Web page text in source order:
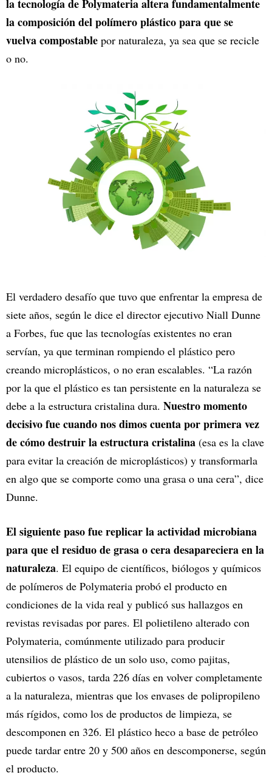
la tecnología de Polymateria altera fundamentalmente
la composición del polímero plástico para que se
vuelva compostable por naturaleza, ya sea que se recicle
o no.
El verdadero desafío que tuvo que enfrentar la empresa de
siete años, según le dice el director ejecutivo Niall Dunne
a Forbes, fue que las tecnologías existentes no eran
servían, ya que terminan rompiendo el plástico pero
creando microplásticos, o no eran escalables. “La razón
por la que el plástico es tan persistente en la naturaleza se
debe a la estructura cristalina dura. Nuestro momento
decisivo fue cuando nos dimos cuenta por primera vez
de cómo destruir la estructura cristalina (esa es la clave
para evitar la creación de microplásticos) y transformarla
en algo que se comporte como una grasa o una cera”, dice
Dunne.
El siguiente paso fue replicar la actividad microbiana
para que el residuo de grasa o cera desapareciera en la
naturaleza. El equipo de científicos, biólogos y químicos
de polímeros de Polymateria probó el producto en
condiciones de la vida real y publicó sus hallazgos en
revistas revisadas por pares. El polietileno alterado con
Polymateria, comúnmente utilizado para producir
utensilios de plástico de un solo uso, como pajitas,
cubiertos o vasos, tarda 226 días en volver completamente
a la naturaleza, mientras que los envases de polipropileno
más rígidos, como los de productos de limpieza, se
descomponen en 326. El plástico heco a base de petróleo
puede tardar entre 20 y 500 años en descomponerse, según
el producto.